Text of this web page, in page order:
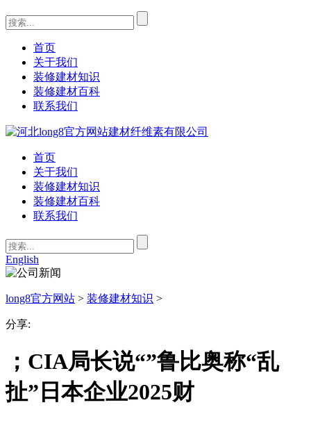
首页
关于我们
装修建材知识
装修建材百科
联系我们
首页
关于我们
装修建材知识
装修建材百科
联系我们
English
long8官方网站 > 装修建材知识 >
分享:
；CIA局长说“”鲁比奥称“乱
扯”日本企业2025财